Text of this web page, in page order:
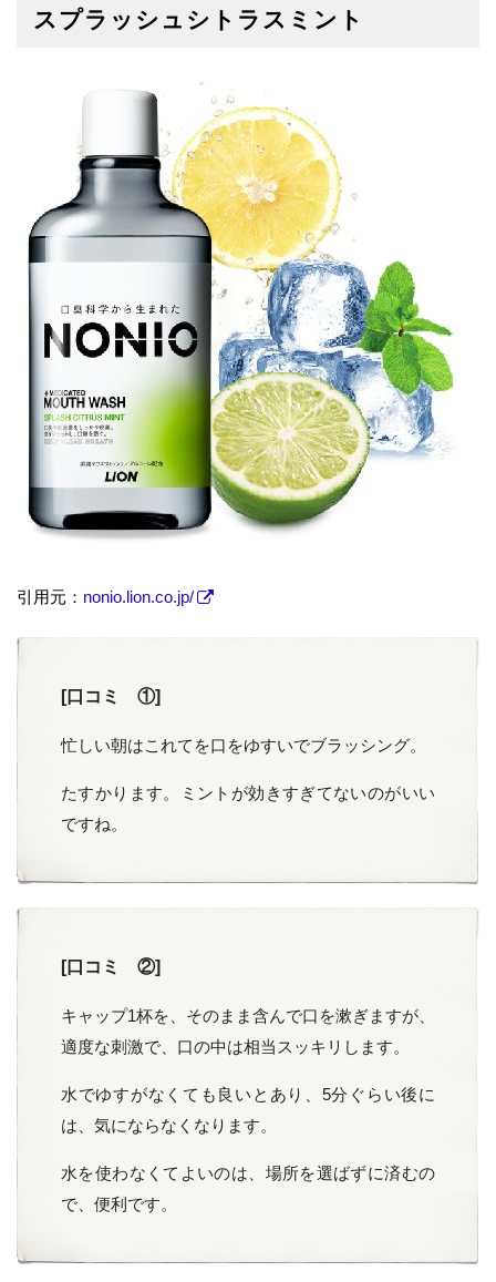
スプラッシュシトラスミント
引用元： nonio.lion.co.jp/
[口コミ ①]
忙しい朝はこれてを口をゆすいでブラッシング。
たすかります。ミントが効きすぎてないのがいい
ですね。
[口コミ ②]
キャップ1杯を、そのまま含んで口を漱ぎますが、
適度な刺激で、口の中は相当スッキリします。
水でゆすがなくても良いとあり、5分ぐらい後に
は、気にならなくなります。
水を使わなくてよいのは、場所を選ばずに済むの
で、便利です。